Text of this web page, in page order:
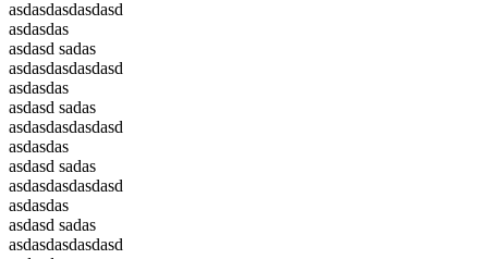
asdasdasdasdasd
asdasdas
asdasd sadas
asdasdasdasdasd
asdasdas
asdasd sadas
asdasdasdasdasd
asdasdas
asdasd sadas
asdasdasdasdasd
asdasdas
asdasd sadas
asdasdasdasdasd